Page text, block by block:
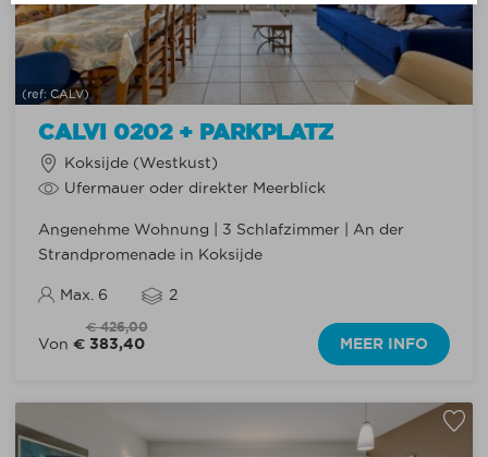
CALVI 0202 + PARKPLATZ
(ref: CALV)
Koksijde (Westkust)
Ufermauer oder direkter Meerblick
Angenehme Wohnung | 3 Schlafzimmer | An der
Strandpromenade in Koksijde
Max. 6 2
€ 426,00
Von € 383,40 MEER INFO